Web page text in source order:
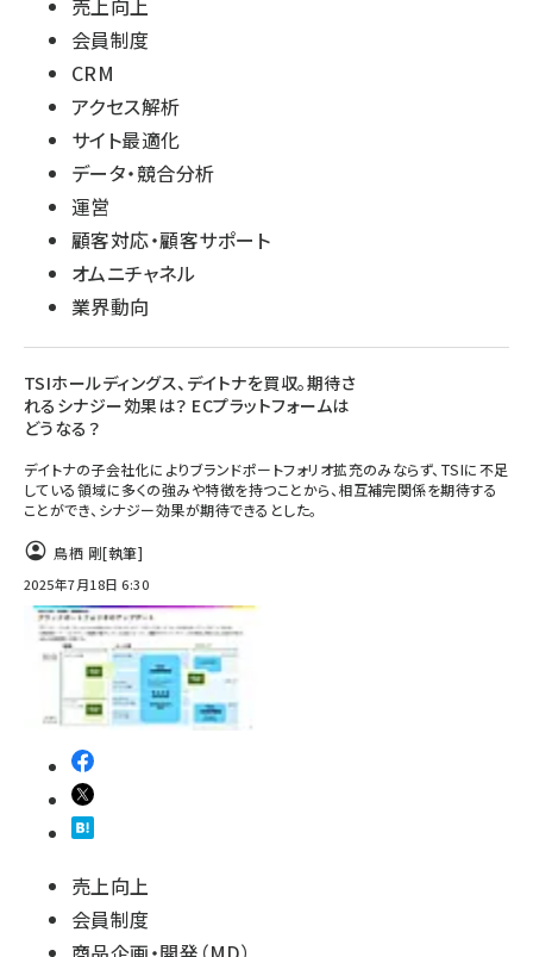
売上向上
会員制度
CRM
アクセス解析
サイト最適化
データ・競合分析
運営
顧客対応・顧客サポート
オムニチャネル
業界動向
TSIホールディングス、デイトナを買収。期待さ
れるシナジー効果は？ ECプラットフォームは
どうなる？
デイトナの子会社化によりブランドポートフォリオ拡充のみならず、TSIに不足
している領域に多くの強みや特徴を持つことから、相互補完関係を期待する
ことができ、シナジー効果が期待できるとした。
鳥栖 剛[執筆]
2025年7月18日 6:30
売上向上
会員制度